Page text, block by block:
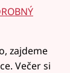
zajdeme
Večer si